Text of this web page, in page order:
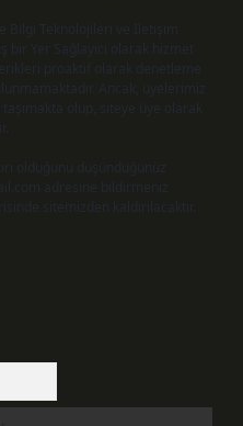
Bilgi Teknolojileri ve İletişim
bir Yer Sağlayıcı olarak hizmet
proaktif olarak denetleme
Ancak, üyelerimiz
olup, siteye üye olarak
olduğunu düşündüğünüz
adresine bildirmeniz
sitemizden kaldırılacaktır.